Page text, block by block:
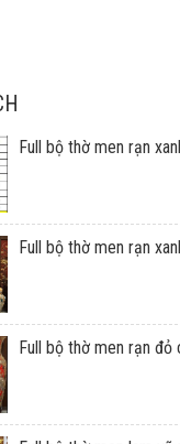
Full bộ thờ men rạn
Full bộ thờ men rạn
Full bộ thờ men rạn đỏ